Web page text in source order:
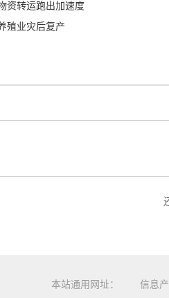
资转运跑出加速度
殖业灾后复产
本站通用网址： 信息